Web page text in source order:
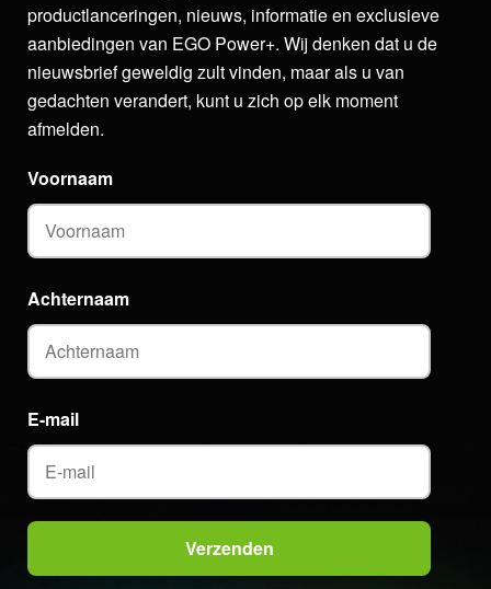
productlanceringen, nieuws, informatie en exclusieve
aanbiedingen van EGO Power+. Wij denken dat u de
nieuwsbrief geweldig zult vinden, maar als u van
gedachten verandert, kunt u zich op elk moment
afmelden.
E-mail
Voornaam
Achternaam